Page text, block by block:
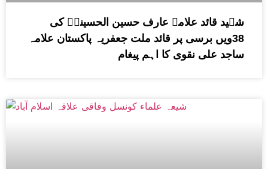
شہید قائد علامہ عارف حسین الحسینیؒ کی
38ویں برسی پر قائد ملت جعفریہ پاکستان علامہ
ساجد علی نقوی کا اہم پیغام